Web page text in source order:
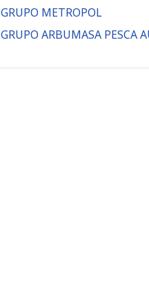
GRUPO METROPOL
GRUPO ARBUMASA PESCA